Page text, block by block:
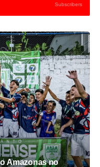
Subscribers
Amazonas no